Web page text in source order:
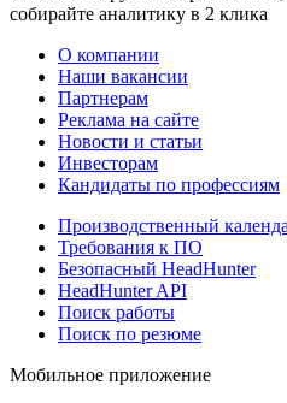
собирайте аналитику в 2 клика
О компании
Наши вакансии
Партнерам
Реклама на сайте
Новости и статьи
Инвесторам
Кандидаты по профессиям
Производственный
Требования к ПО
Безопасный HeadHunter
HeadHunter API
Поиск работы
Поиск по резюме
Мобильное приложение